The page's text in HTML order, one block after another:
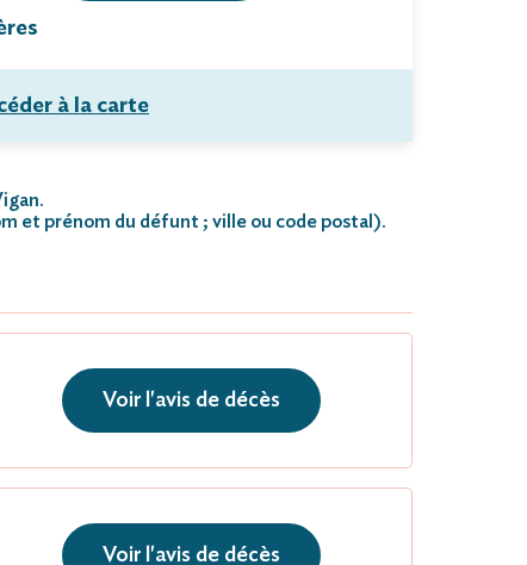
à la carte
et prénom du défunt ; ville ou code postal).
Voir l'avis de décès
Voir l'avis de décès